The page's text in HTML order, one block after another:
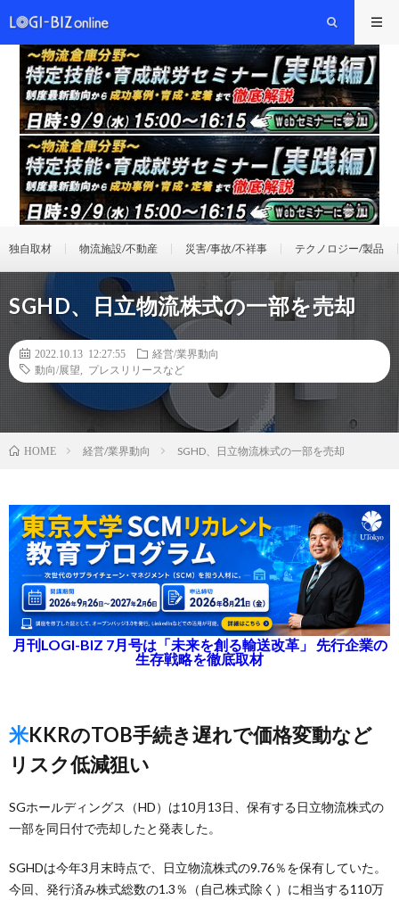
独自取材 物流施設/不動産 災害/事故/不祥事 テクノロジー/製品
SGHD、日立物流株式の一部を売却
2022.10.13 12:27:55
経営/業界動向
動向/展望
プレスリリースなど
HOME 経営/業界動向 SGHD、日立物流株式の一部を売却
月刊LOGI-BIZ 7月号は「未来を創る輸送改革」 先行企業の
生存戦略を徹底取材
米KKRのTOB手続き遅れで価格変動など
リスク低減狙い
SGホールディングス（HD）は10月13日、保有する日立物流株式の
一部を同日付で売却したと発表した。
SGHDは今年3月末時点で、日立物流株式の9.76％を保有していた。
今回、発行済み株式総数の1.3％（自己株式除く）に相当する110万